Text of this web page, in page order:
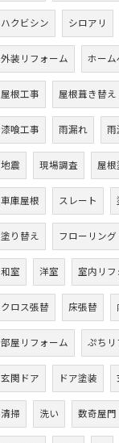
ハクビシン シロアリ
外装リフォーム ホーム
屋根工事 屋根葺き替え
漆喰工事 雨漏れ 雨
地震 現場調査 屋根
車庫屋根 スレート
塗り替え フローリング
和室 洋室 室内リフ
クロス張替 床張替
部屋リフォーム ぷちリ
玄関ドア ドア塗装
清掃 洗い 数奇屋門